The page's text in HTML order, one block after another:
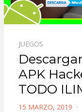
JUEGOS
APK
TODO
POSTED
15 MARZO, 2019